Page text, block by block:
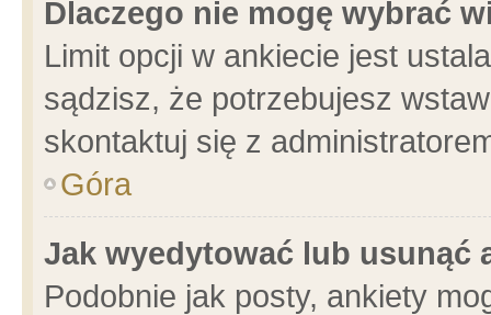
Dlaczego nie mogę wybrać
Limit opcji w ankiecie jest
sądzisz, że potrzebujesz
skontaktuj się z
Góra
Jak wyedytować lub usunąć
Podobnie jak posty, ankiety